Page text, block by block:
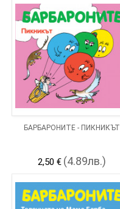
БАРБАРОНИТЕ - ПИКНИКЪТ
2,50 € (4.89лв.)